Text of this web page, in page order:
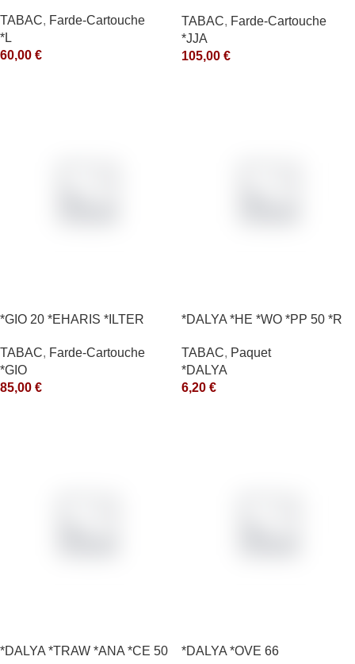
TABAC, Farde-Cartouche
*L
60,00 €
TABAC, Farde-Cartouche
*JJA
105,00 €
*GIO 20 *EHARIS *ILTER
TABAC, Farde-Cartouche
*GIO
85,00 €
*DALYA *HE *WO *PP 50 *R
TABAC, Paquet
*DALYA
6,20 €
*DALYA *TRAW *ANA *CE 50
*DALYA *OVE 66